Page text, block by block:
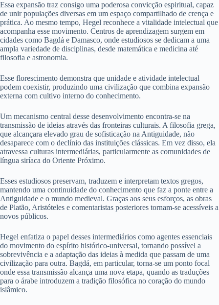
Essa expansão traz consigo uma poderosa convicção espiritual, capaz
de unir populações diversas em um espaço compartilhado de crença e
prática. Ao mesmo tempo, Hegel reconhece a vitalidade intelectual que
acompanha esse movimento. Centros de aprendizagem surgem em
cidades como Bagdá e Damasco, onde estudiosos se dedicam a uma
ampla variedade de disciplinas, desde matemática e medicina até
filosofia e astronomia.
Esse florescimento demonstra que unidade e atividade intelectual
podem coexistir, produzindo uma civilização que combina expansão
externa com cultivo interno do conhecimento.
Um mecanismo central desse desenvolvimento encontra-se na
transmissão de ideias através das fronteiras culturais. A filosofia grega,
que alcançara elevado grau de sofisticação na Antiguidade, não
desaparece com o declínio das instituições clássicas. Em vez disso, ela
atravessa culturas intermediárias, particularmente as comunidades de
língua siríaca do Oriente Próximo.
Esses estudiosos preservam, traduzem e interpretam textos gregos,
mantendo uma continuidade do conhecimento que faz a ponte entre a
Antiguidade e o mundo medieval. Graças aos seus esforços, as obras
de Platão, Aristóteles e comentaristas posteriores tornam-se acessíveis a
novos públicos.
Hegel enfatiza o papel desses intermediários como agentes essenciais
do movimento do espírito histórico-universal, tornando possível a
sobrevivência e a adaptação das ideias à medida que passam de uma
civilização para outra. Bagdá, em particular, torna-se um ponto focal
onde essa transmissão alcança uma nova etapa, quando as traduções
para o árabe introduzem a tradição filosófica no coração do mundo
islâmico.